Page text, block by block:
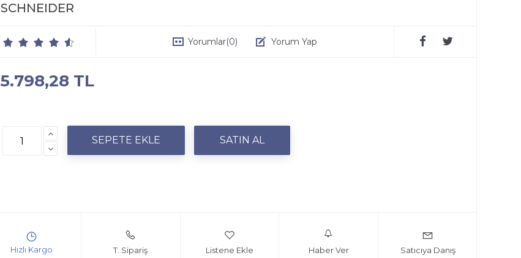
SCHNEIDER
Yorumlar(0) Yorum Yap
5.798,28 TL
T. Sipariş Listene Ekle Haber Ver Satıcıya Danış